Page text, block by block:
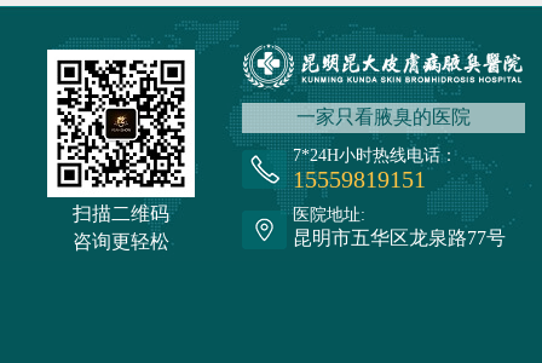
扫描二维码
咨询更轻松
一家只看腋臭的医院
7*24H小时热线电话：
15559819151
医院地址:
昆明市五华区龙泉路77号